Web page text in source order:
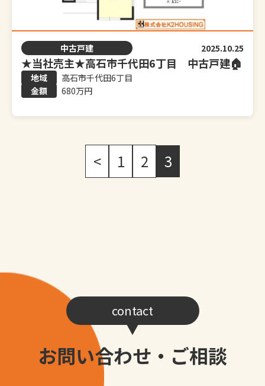
中古戸建 2025.10.25
★当社売主★高石市千代田6丁目 中古戸建🏠
高石市千代田6丁目
680万円
< 1 2 3
contact
お問い合わせ・ご相談